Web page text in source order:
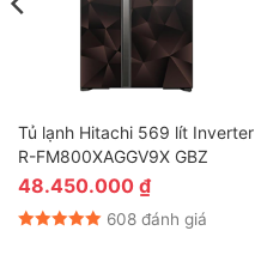
Tủ lạnh Hitachi 569 lít Inverter
R-FM800XAGGV9X GBZ
48.450.000 ₫
608 đánh giá